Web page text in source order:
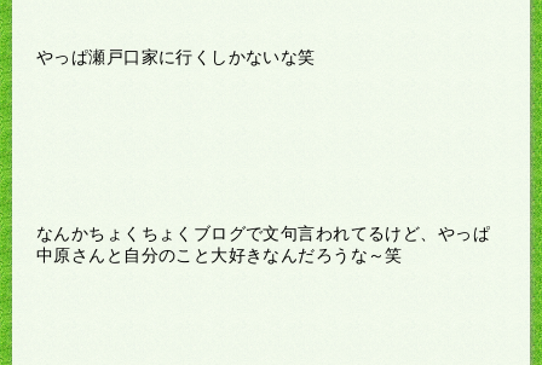
やっぱ瀬戸口家に行くしかないな笑
なんかちょくちょくブログで文句言われてるけど、やっぱ
中原さんと自分のこと大好きなんだろうな～笑